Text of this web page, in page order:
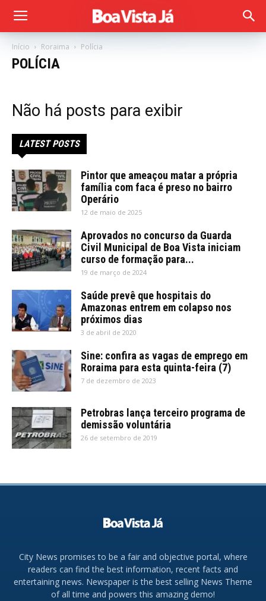
Início Roraima Polícia
POLÍCIA
Não há posts para exibir
LATEST POSTS
Pintor que ameaçou matar a própria
família com faca é preso no bairro
Operário
12 de maio de 2025
Aprovados no concurso da Guarda
Civil Municipal de Boa Vista iniciam
curso de formação para...
19 de março de 2024
Saúde prevê que hospitais do
Amazonas entrem em colapso nos
próximos dias
3 de abril de 2020
Sine: confira as vagas de emprego em
Roraima para esta quinta-feira (7)
7 de dezembro de 2023
Petrobras lança terceiro programa de
demissão voluntária
26 de setembro de 2019
City News promises to be a fair and objective portal, where
readers can find the best information, recent facts and
entertaining news. Newspaper is the best selling News Theme
of all time and powers this amazing demo!